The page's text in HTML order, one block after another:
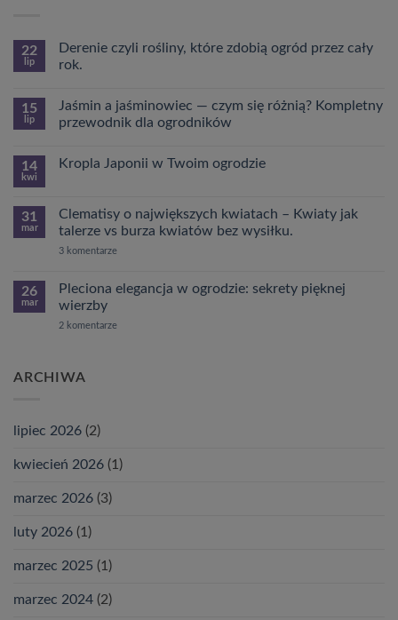
22
lip
Derenie czyli rośliny, które zdobią ogród przez cały
rok.
do
czyli
zdobią
rok.
15
lip
Jaśmin a jaśminowiec — czym się różnią? Kompletny
przewodnik dla ogrodników
do
—
czym
się
różnią?
Kompletny
ogrodników
14
kwi
Kropla Japonii w Twoim ogrodzie
Kropla
Japonii
Twoim
31
mar
Clematisy o największych kwiatach – Kwiaty jak
talerze vs burza kwiatów bez wysiłku.
3 komentarzedo
największych
kwiatach
26
mar
Pleciona elegancja w ogrodzie: sekrety pięknej
wierzby
2 komentarzedo
ARCHIWA
lipiec 2026 (2)
kwiecień 2026 (1)
marzec 2026 (3)
luty 2026 (1)
marzec 2025 (1)
marzec 2024 (2)